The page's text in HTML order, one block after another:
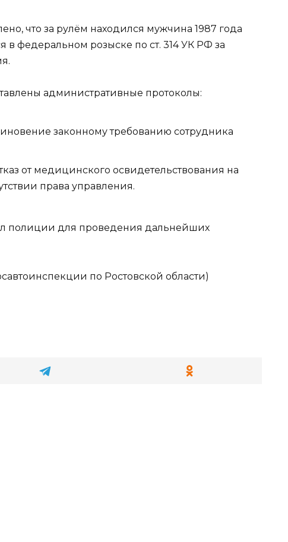
что за рулём находился мужчина 1987 года
федеральном розыске по ст. 314 УК РФ за
административные протоколы:
законному требованию сотрудника
от медицинского освидетельствования на
права управления.
полиции для проведения дальнейших
по Ростовской области)